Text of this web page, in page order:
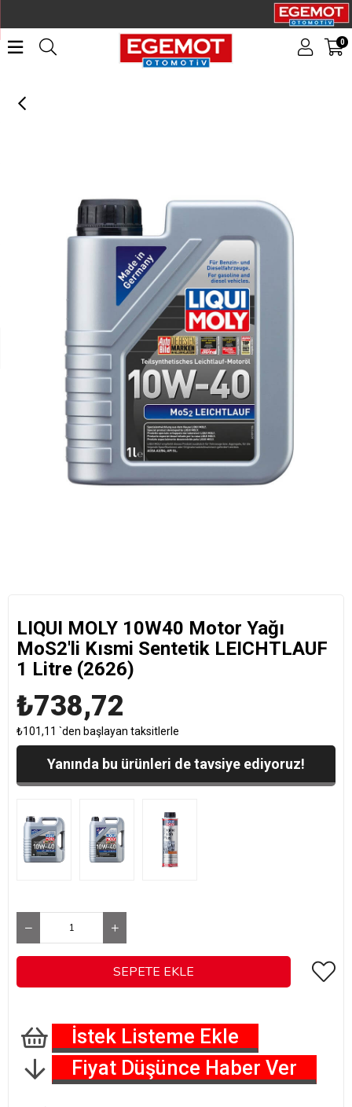
0
LIQUI MOLY 10W40 Motor Yağı MoS2'li Kısmi Sentetik LEICHTLAUF 1 Litre (2626)
LIQUI MOLY 10W40 Motor Yağı
MoS2'li Kısmi Sentetik LEICHTLAUF
1 Litre (2626)
₺738,72
₺101,11 `den başlayan taksitlerle
Yanında bu ürünleri de tavsiye ediyoruz!
İstek Listeme Ekle
Fiyat Düşünce Haber Ver